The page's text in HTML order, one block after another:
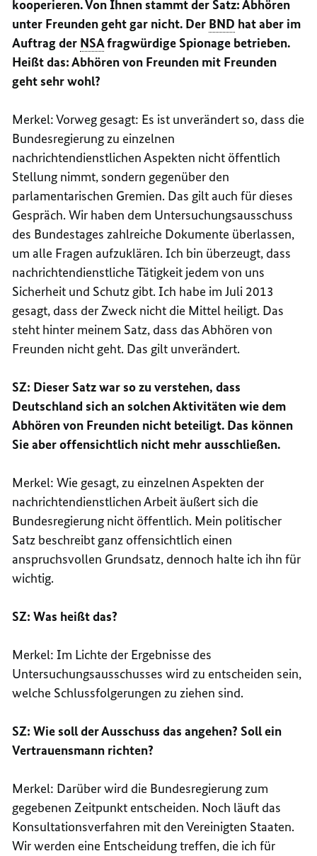
kooperieren. Von Ihnen stammt der Satz: Abhören
unter Freunden geht gar nicht. Der BND hat aber im
Auftrag der NSAfragwürdige Spionage betrieben.
Heißt das: Abhören von Freunden mit Freunden
geht sehr wohl?
Merkel: Vorweg gesagt: Es ist unverändert so, dass die
Bundesregierung zu einzelnen
nachrichtendienstlichen Aspekten nicht öffentlich
Stellung nimmt, sondern gegenüber den
parlamentarischen Gremien. Das gilt auch für dieses
Gespräch. Wir haben dem Untersuchungsausschuss
des Bundestages zahlreiche Dokumente überlassen,
um alle Fragen aufzuklären. Ich bin überzeugt, dass
nachrichtendienstliche Tätigkeit jedem von uns
Sicherheit und Schutz gibt. Ich habe im Juli 2013
gesagt, dass der Zweck nicht die Mittel heiligt. Das
steht hinter meinem Satz, dass das Abhören von
Freunden nicht geht. Das gilt unverändert.
SZ: Dieser Satz war so zu verstehen, dass
Deutschland sich an solchen Aktivitäten wie dem
Abhören von Freunden nicht beteiligt. Das können
Sie aber offensichtlich nicht mehr ausschließen.
Merkel: Wie gesagt, zu einzelnen Aspekten der
nachrichtendienstlichen Arbeit äußert sich die
Bundesregierung nicht öffentlich. Mein politischer
Satz beschreibt ganz offensichtlich einen
anspruchsvollen Grundsatz, dennoch halte ich ihn für
wichtig.
SZ: Was heißt das?
Merkel: Im Lichte der Ergebnisse des
Untersuchungsausschusses wird zu entscheiden sein,
welche Schlussfolgerungen zu ziehen sind.
SZ: Wie soll der Ausschuss das angehen? Soll ein
Vertrauensmann richten?
Merkel: Darüber wird die Bundesregierung zum
gegebenen Zeitpunkt entscheiden. Noch läuft das
Konsultationsverfahren mit den Vereinigten Staaten.
Wir werden eine Entscheidung treffen, die ich für